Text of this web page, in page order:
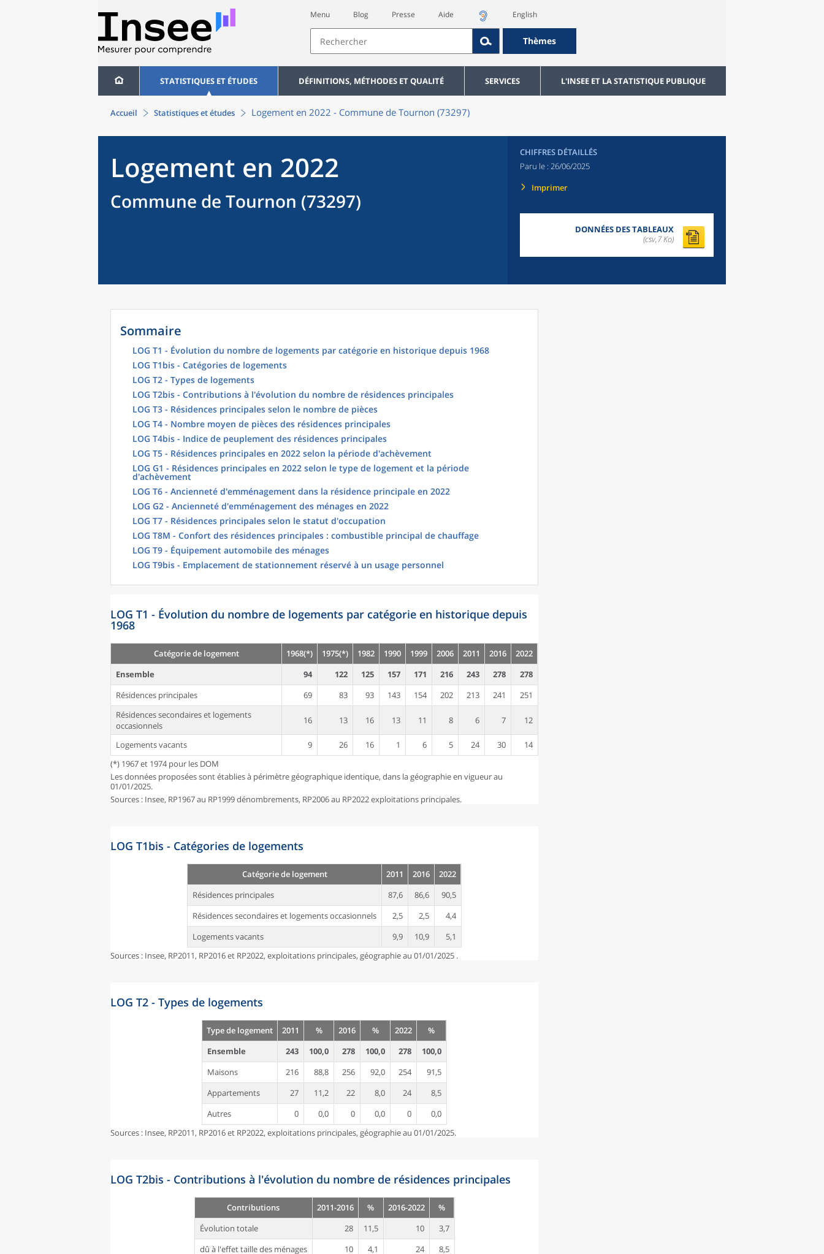
Menu Blog Presse Aide English
Thèmes
STATISTIQUES ET ÉTUDES DÉFINITIONS, MÉTHODES ET QUALITÉ SERVICES L'INSEE ET LA STATISTIQUE PUBLIQUE
Accueil Statistiques et études Logement en 2022 - Commune de Tournon (73297)
Logement en 2022
Commune de Tournon (73297)
CHIFFRES DÉTAILLÉS
Paru le : 26/06/2025
Imprimer
DONNÉES DES TABLEAUX
(csv,7 Ko)
Sommaire
LOG T1 - Évolution du nombre de logements par catégorie en historique depuis 1968
LOG T1bis - Catégories de logements
LOG T2 - Types de logements
LOG T2bis - Contributions à l'évolution du nombre de résidences principales
LOG T3 - Résidences principales selon le nombre de pièces
LOG T4 - Nombre moyen de pièces des résidences principales
LOG T4bis - Indice de peuplement des résidences principales
LOG T5 - Résidences principales en 2022 selon la période d'achèvement
LOG G1 - Résidences principales en 2022 selon le type de logement et la période
d'achèvement
LOG T6 - Ancienneté d'emménagement dans la résidence principale en 2022
LOG G2 - Ancienneté d'emménagement des ménages en 2022
LOG T7 - Résidences principales selon le statut d'occupation
LOG T8M - Confort des résidences principales : combustible principal de chauffage
LOG T9 - Équipement automobile des ménages
LOG T9bis - Emplacement de stationnement réservé à un usage personnel
LOG T1 - Évolution du nombre de logements par catégorie en historique depuis
1968
Catégorie de logement 1968(*) 1975(*) 1982 1990 1999 2006 2011 2016
2022
Ensemble
94 122 125 157 171 216 243 278
278
Résidences principales
69 83 93 143 154 202 213 241
251
Résidences secondaires et logements
occasionnels
16 13 16 13 11 8 6 7 12
Logements vacants 9 26 16 1 6 5 24 30
14
(*) 1967 et 1974 pour les DOM
Les données proposées sont établies à périmètre géographique identique, dans la géographie en vigueur au
01/01/2025.
Sources : Insee, RP1967 au RP1999 dénombrements, RP2006 au RP2022 exploitations principales.
LOG T1bis - Catégories de logements
Catégorie de logement 2011 2016
2022
Résidences principales
87,6 86,6
90,5
Résidences secondaires et logements occasionnels
2,5 2,5
4,4
Logements vacants
9,9 10,9
5,1
Sources : Insee, RP2011, RP2016 et RP2022, exploitations principales, géographie au 01/01/2025 .
LOG T2 - Types de logements
Type de logement 2011 % 2016 % 2022
%
Ensemble
243 100,0 278 100,0 278
100,0
Maisons
216 88,8 256 92,0 254
91,5
Appartements
27 11,2 22 8,0 24
8,5
Autres
0 0,0 0 0,0 0
0,0
Sources : Insee, RP2011, RP2016 et RP2022, exploitations principales, géographie au 01/01/2025.
LOG T2bis - Contributions à l'évolution du nombre de résidences principales
Contributions 2011-2016 % 2016-2022
%
Évolution totale
28 11,5 10
3,7
dû à l'effet taille des ménages
10 4,1 24
8,5